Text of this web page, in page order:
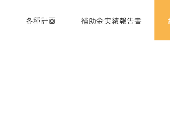
各種計画 補助金実績報告書